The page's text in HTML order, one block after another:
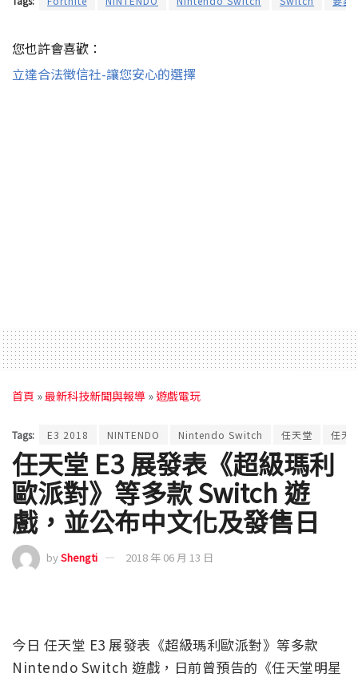
您也許會喜歡：
立達合法徵信社-讓您安心的選擇
首頁 »最新科技新聞與報導 »遊戲電玩
Tags: E3 2018 NINTENDO Nintendo Switch 任天堂 任天
任天堂 E3 展發表《超級瑪利
歐派對》等多款 Switch 遊
戲，並公布中文化及發售日
byShengti 2018 年 06 月 13 日
今日 任天堂 E3 展發表《超級瑪利歐派對》等多款
Nintendo Switch 遊戲，日前曾預告的《任天堂明星